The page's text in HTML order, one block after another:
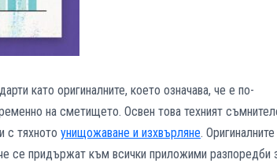
като оригиналните, което означава, че е по-
на сметището. Освен това техният
с тяхното унищожаване и изхвърляне. Оригиналните
се придържат към всички приложими разпоредби